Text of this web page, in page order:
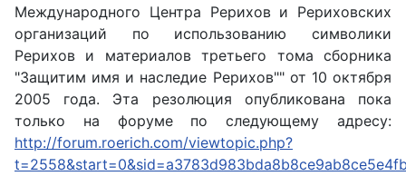
Международного Центра Рерихов и Рериховских
организаций по использованию символики
Рерихов и материалов третьего тома сборника
"Защитим имя и наследие Рерихов"" от 10 октября
2005 года. Эта резолюция опубликована пока
только на форуме по следующему адресу:
http://forum.roerich.com/viewtopic.php?